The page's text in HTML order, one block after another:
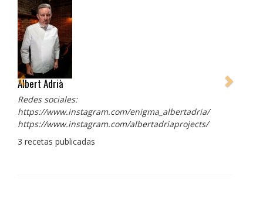
Albert Adrià
Redes sociales:
https://www.instagram.com/enigma_albertadria/
https://www.instagram.com/albertadriaprojects/
3 recetas publicadas